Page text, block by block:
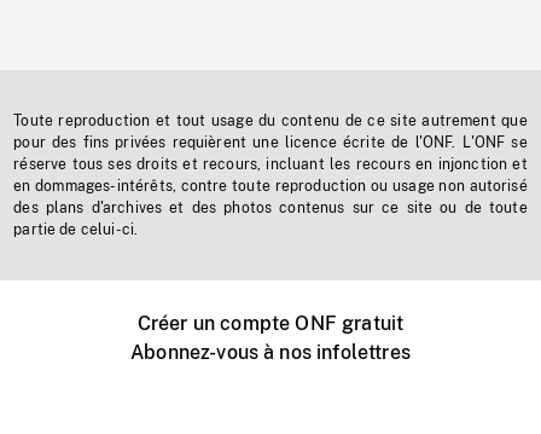
Toute reproduction et tout usage du contenu de ce site autrement que
pour des fins privées requièrent une licence écrite de l'ONF. L'ONF se
réserve tous ses droits et recours, incluant les recours en injonction et
en dommages-intérêts, contre toute reproduction ou usage non autorisé
des plans d'archives et des photos contenus sur ce site ou de toute
partie de celui-ci.
Créer un compte ONF gratuit
Abonnez-vous à nos infolettres